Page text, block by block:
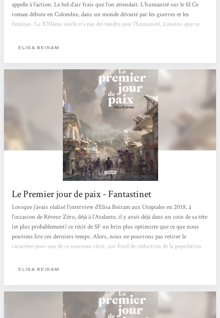
appelle à l’action. Le bol d’air frais que l’on attendait. L’humanité sur le fil Ce
roman débute en Colombie, dans un monde dévasté par les guerres et les
famines. Le XXIème siècle n’a pas été tendre avec l’humanité, à moins que ce
mais dans sa communauté qui s’entre-tue,...
ELISA BEIRAM
Le Premier jour de paix - Fantastinet
Lorsque j’avais réalisé l’interview d’Elisa Beiram aux Utopiales en 2018, à
l’occasion de Rêveur Zéro, déjà à l’Atalante, il y avait déjà dans un coin de sa tête
(et plus probablement) ce récit de SF un brin plus optimiste que ce que nous
pouvons lire ces derniers temps. Alors, nous ne pourrons pas retirer le
caractère post-apo de ce nouveau récit, sur fond de réduction de la population
quand même à l’espoir. Vers peut-être l’espoir d’une paix mondiale. Trois...
ELISA BEIRAM